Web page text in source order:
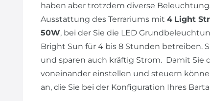
haben aber trotzdem diverse
Ausstattung des Terrariums mit 4 Light
50W, bei der Sie die LED
Bright Sun für 4 bis 8 Stunden betreiben.
und sparen auch kräftig Strom. Damit
voneinander einstellen und steuern
an, die Sie bei der Konfiguration Ihres